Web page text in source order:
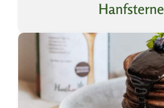
Hanfsterne